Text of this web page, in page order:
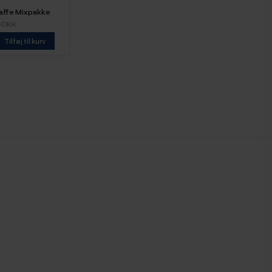
Mixpakke
kaffebønner
Tilføj til kurv